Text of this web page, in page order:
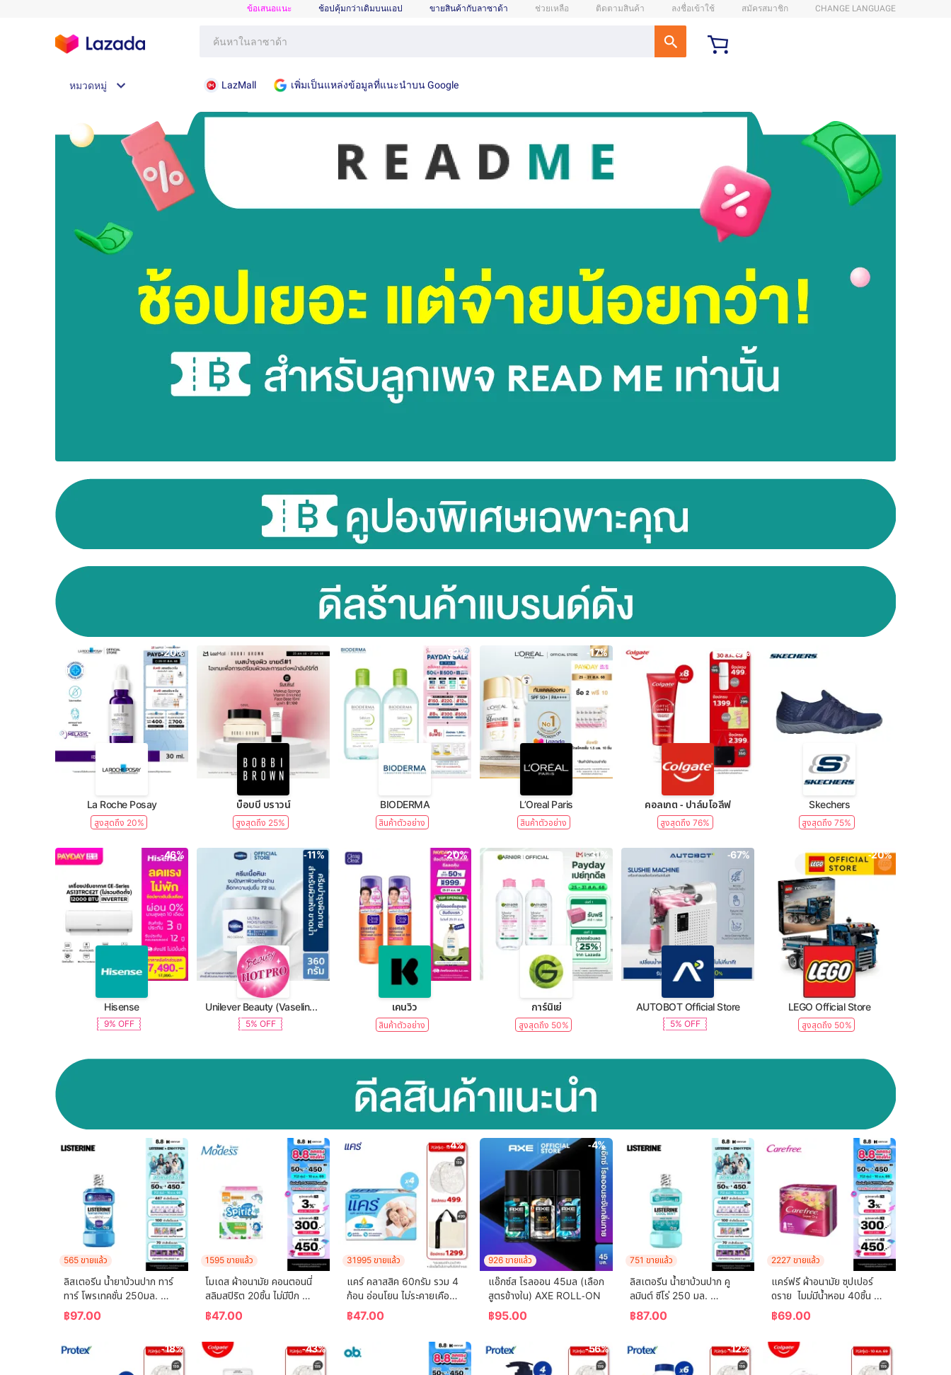
ข้อเสนอแนะ ช้อปคุ้มกว่าเดิมบนแอป ขายสินค้ากับลาซาด้า ช่วยเหลือ ติดตามสินค้า ลงชื่อเข้าใช้ สมัครสมาชิก CHANGE LANGUAGE
หมวดหมู่ LazMall เพิ่มเป็นแหล่งข้อมูลที่แนะนำบน Google
-20%
La Roche Posay
สูงสุดถึง 20%
บ็อบบี้ บราวน์
สูงสุดถึง 25%
-32%
BIODERMA
สินค้าตัวอย่าง
-17%
L’Oreal Paris
สินค้าตัวอย่าง
-39%
คอลเกต - ปาล์มโอลีฟ
สูงสุดถึง 76%
Skechers
สูงสุดถึง 75%
-46%
Hisense
9% OFF
-11%
Unilever Beauty (Vaseline, Dove, TRESemme, Clear)
5% OFF
-20%
เคนวิว
สินค้าตัวอย่าง
-31%
การ์นิเย่
สูงสุดถึง 50%
-67%
AUTOBOT Official Store
5% OFF
-20%
LEGO Official Store
สูงสุดถึง 50%
565 ขายแล้ว
ลิสเตอรีน น้ำยาบ้วนปาก ทาร์
ทาร์ โพรเทคชั่น 250มล.
Listerine mouthwash
Tartar Protection 250ml.
฿97.00
1595 ขายแล้ว
โมเดส ผ้าอนามัย คอนตอนนี่
สลิมสปิริต 20ชิ้น ไม่มีปีก
Modess Sanitary Napkin
Cottony Slim Spirit 20
pcs. Non-Wing
฿47.00
-4%
31995 ขายแล้ว
แคร์ คลาสสิค 60กรัม รวม 4
ก้อน อ่อนโยน ไม่ระคายเคือง
(สบู่เด็ก) Care Classic Bar
Soap 60g Total 4 Pcs
Gently Cleanses Baby's
Skin (Bar Soap, Baby
Soap, Baby Body Wash)
฿47.00
-4%
926 ขายแล้ว
แอ๊กซ์ส โรลออน 45มล (เลือก
สูตรข้างใน) AXE ROLL-ON
฿95.00
751 ขายแล้ว
ลิสเตอรีน น้ำยาบ้วนปาก คู
ลมินต์ ซีโร่ 250 มล.
Listerine mouthwash
Coolmint Zero 250 ml.
฿87.00
2227 ขายแล้ว
แคร์ฟรี ผ้าอนามัย ซุปเปอร์
ดราย  ไมม่มีน้ำหอม 40ชิ้น
Carefree Panty Liner
Super Dry Fragrance-
Free 40 pcs
฿69.00
-18% -43% -56% -12%